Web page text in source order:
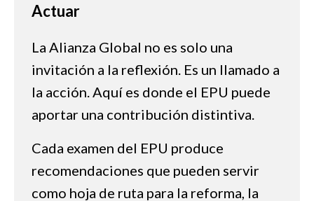
Actuar
La Alianza Global no es solo una
invitación a la reflexión. Es un llamado a
la acción. Aquí es donde el EPU puede
aportar una contribución distintiva.
Cada examen del EPU produce
recomendaciones que pueden servir
como hoja de ruta para la reforma, la